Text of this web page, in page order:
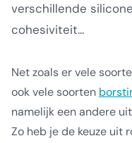
verschillende
cohesiviteit...
Net zoals er vele
ook vele soorten
namelijk een andere
Zo heb je de keuze uit